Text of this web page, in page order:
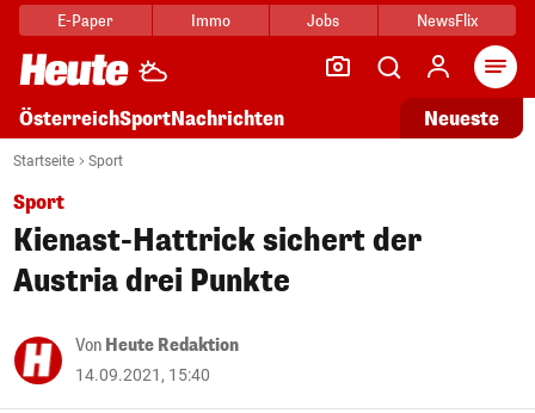
E-Paper Immo Jobs NewsFlix
ÖsterreichSportNachrichten Neueste
Startseite Sport
Sport
Kienast-Hattrick sichert der
Austria drei Punkte
Von Heute Redaktion
14.09.2021, 15:40